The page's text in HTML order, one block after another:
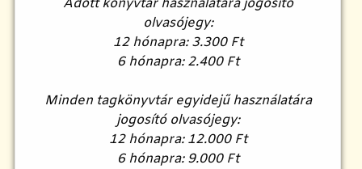
Adott könyvtár használatára jogosító
olvasójegy:
12 hónapra: 3.300 Ft
6 hónapra: 2.400 Ft
Minden tagkönyvtár egyidejű használatára
jogosító olvasójegy:
12 hónapra: 12.000 Ft
6 hónapra: 9.000 Ft